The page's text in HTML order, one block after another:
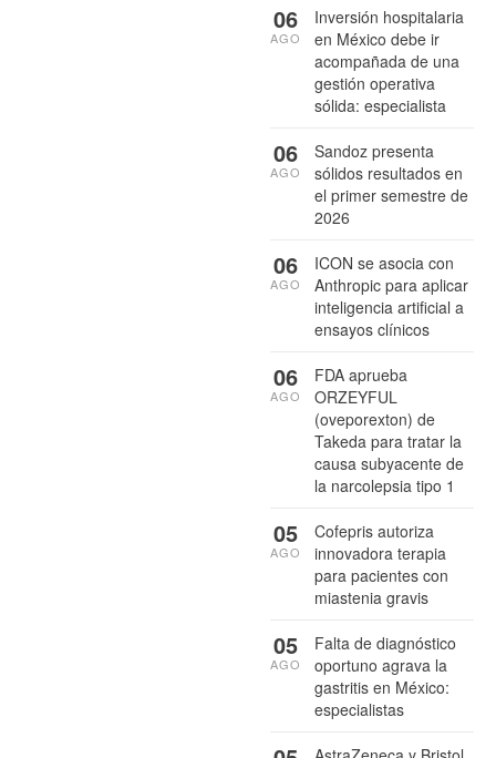
Inversión hospitalaria
en México debe ir
acompañada de una
gestión operativa
sólida: especialista
06
AGO
Sandoz presenta
sólidos resultados en
el primer semestre de
2026
06
AGO
ICON se asocia con
Anthropic para aplicar
inteligencia artificial a
ensayos clínicos
06
AGO
FDA aprueba
ORZEYFUL
(oveporexton) de
Takeda para tratar la
causa subyacente de
la narcolepsia tipo 1
06
AGO
Cofepris autoriza
innovadora terapia
para pacientes con
miastenia gravis
05
AGO
Falta de diagnóstico
oportuno agrava la
gastritis en México:
especialistas
05
AGO